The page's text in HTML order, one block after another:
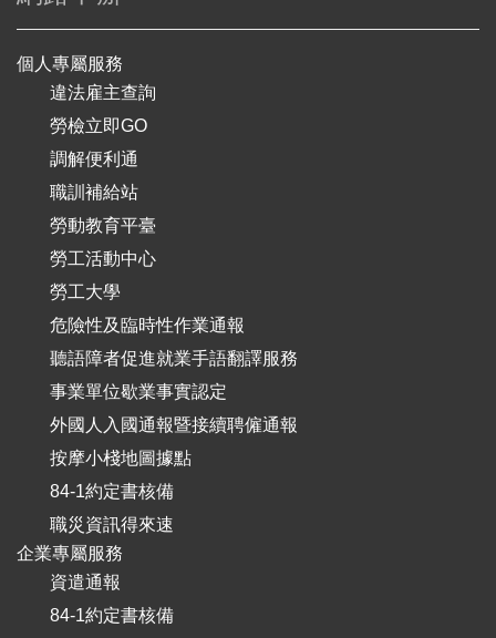
個人專屬服務
違法雇主查詢
勞檢立即GO
調解便利通
職訓補給站
勞動教育平臺
勞工活動中心
勞工大學
危險性及臨時性作業通報
聽語障者促進就業手語翻譯服務
事業單位歇業事實認定
外國人入國通報暨接續聘僱通報
按摩小棧地圖據點
84-1約定書核備
職災資訊得來速
企業專屬服務
資遣通報
84-1約定書核備